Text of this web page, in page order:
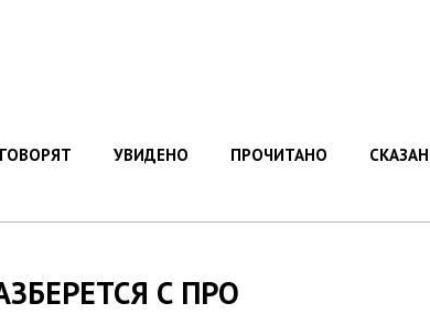
УВИДЕНО ПРОЧИТАНО
С ПРО